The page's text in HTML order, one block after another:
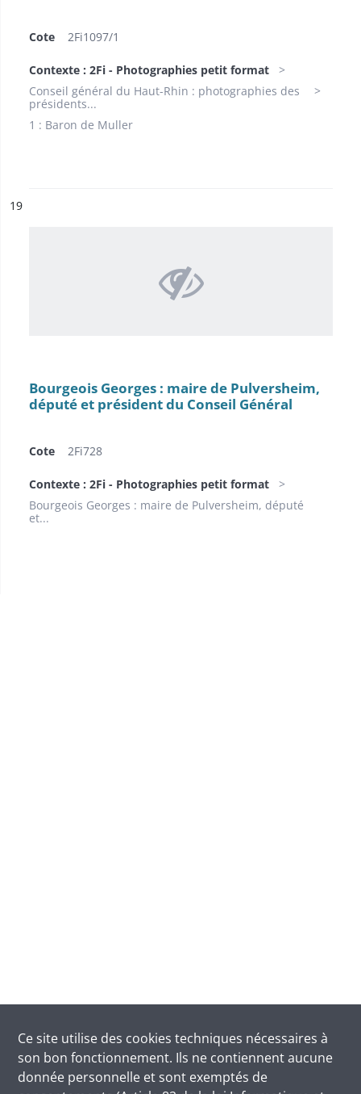
Cote 2Fi1097/1
Contexte : 2Fi - Photographies petit format
Conseil général du Haut-Rhin : photographies des
présidents...
1 : Baron de Muller
n°
19
Bourgeois Georges : maire de Pulversheim,
député et président du Conseil Général
Cote 2Fi728
Contexte : 2Fi - Photographies petit format
Bourgeois Georges : maire de Pulversheim, député
et...
Ce site utilise des cookies techniques nécessaires à
son bon fonctionnement. Ils ne contiennent aucune
donnée personnelle et sont exemptés de